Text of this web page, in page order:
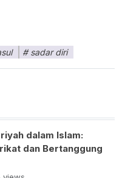
sadar diri
dalam Islam:
dan Bertanggung